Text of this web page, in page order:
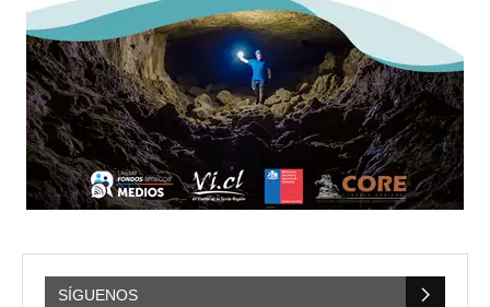
SÍGUENOS